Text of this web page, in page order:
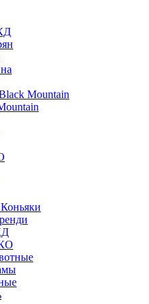
Mountain